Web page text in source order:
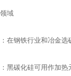
域
钢铁行业和冶金选矿
碳化硅可用作加热元